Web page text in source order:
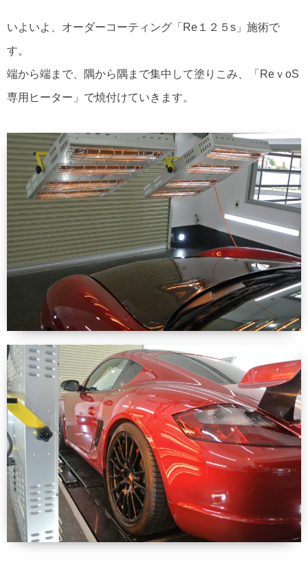
いよいよ、オーダーコーティング「Re１２５s」施術で
す。
端から端まで、隅から隅まで集中して塗りこみ、「ReｖoS
専用ヒーター」で焼付けていきます。